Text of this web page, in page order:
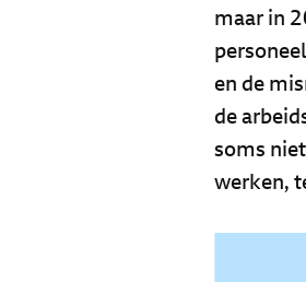
maar in
en de
de
soms
werken,